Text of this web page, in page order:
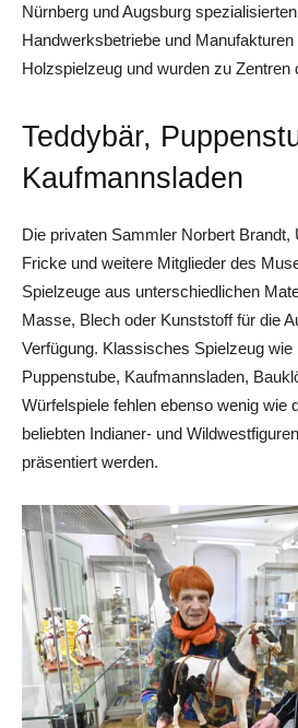
Nürnberg und Augsburg
Handwerksbetriebe und
Holzspielzeug und wurden zu Zentren
Teddybär,
Kaufmannsladen
Die privaten Sammler Norbert Brandt,
Fricke und weitere Mitglieder des
Spielzeuge aus unterschiedlichen
Masse, Blech oder Kunststoff für die
Verfügung. Klassisches Spielzeug wie
Puppenstube, Kaufmannsladen,
Würfelspiele fehlen ebenso wenig wie
beliebten Indianer- und
präsentiert werden.